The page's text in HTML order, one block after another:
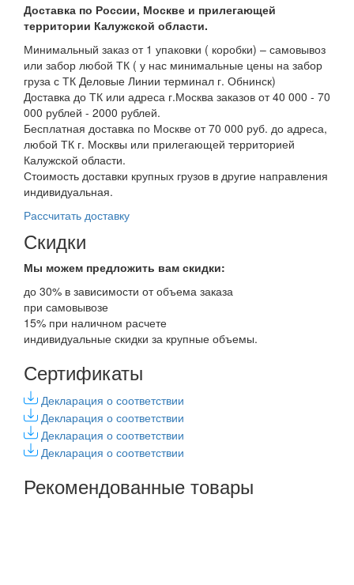
Доставка по России, Москве и прилегающей
территории Калужской области.
Минимальный заказ от 1 упаковки ( коробки) – самовывоз
или забор любой ТК ( у нас минимальные цены на забор
груза с ТК Деловые Линии терминал г. Обнинск)
Доставка до ТК или адреса г.Москва заказов от 40 000 - 70
000 рублей - 2000 рублей.
Бесплатная доставка по Москве от 70 000 руб. до адреса,
любой ТК г. Москвы или прилегающей территорией
Калужской области.
Стоимость доставки крупных грузов в другие направления
индивидуальная.
Рассчитать доставку
Скидки
Мы можем предложить вам скидки:
до 30% в зависимости от объема заказа
при самовывозе
15% при наличном расчете
индивидуальные скидки за крупные объемы.
Сертификаты
Декларация о соответствии
Декларация о соответствии
Декларация о соответствии
Декларация о соответствии
Рекомендованные товары